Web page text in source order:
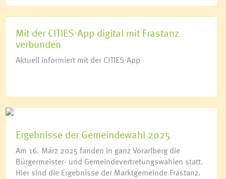
Mit der CITIES-App digital mit Frastanz
verbunden
Aktuell informiert mit der CITIES-App
Ergebnisse der Gemeindewahl 2025
Am 16. März 2025 fanden in ganz Vorarlberg die
Bürgermeister- und Gemeindevertretungswahlen statt.
Hier sind die Ergebnisse der Marktgemeinde Frastanz.